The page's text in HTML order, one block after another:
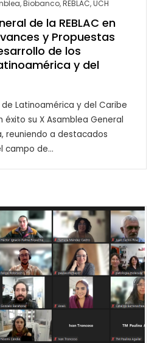
,Biobanco,REBLAC,UCH
de la REBLAC en
y Propuestas
de los
y del
de Latinoamérica y del Caribe
éxito su X Asamblea General
reuniendo a destacados
campo de…